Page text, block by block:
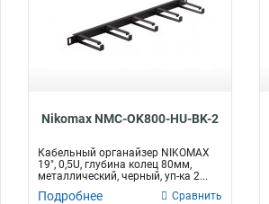
Nikomax NMC-OK800-HU-BK-2
Кабельный органайзер NIKOMAX
19", 0,5U, глубина колец 80мм,
металлический, черный, уп-ка 2...
Подробнее Сравнить